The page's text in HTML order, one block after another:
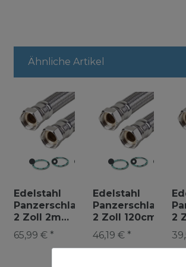
Ähnliche Artikel
Edelstahl
Panzerschlauch
2 Zoll 2m
200cm
2000mm DN50
Flexschlauch
65,99 € *
Edelstahl
Panzerschlauch
2 Zoll 120cm
1200mm DN50
Flexschlauch
46,19 € *
2